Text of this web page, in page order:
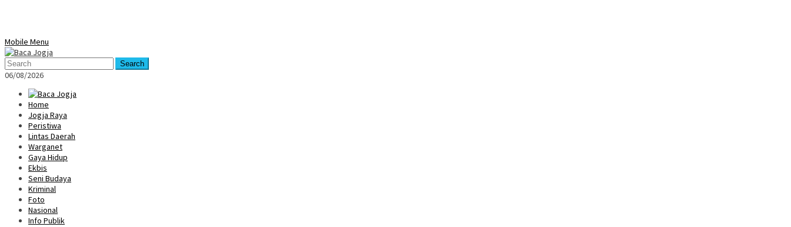
Mobile Menu
Search
06/08/2026
Home
Jogja Raya
Peristiwa
Lintas Daerah
Warganet
Gaya Hidup
Ekbis
Seni Budaya
Kriminal
Foto
Nasional
Info Publik